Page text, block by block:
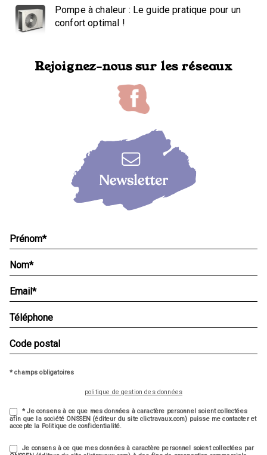
Pompe à chaleur : Le guide pratique pour un
confort optimal !
Rejoignez-nous sur les réseaux
* champs obligatoires
politique de gestion des données
* Je consens à ce que mes données à caractère personnel soient collectées
afin que la société ONSSEN (éditeur du site clictravaux.com) puisse me contacter et
accepte la Politique de confidentialité.
Je consens à ce que mes données à caractère personnel soient collectées par